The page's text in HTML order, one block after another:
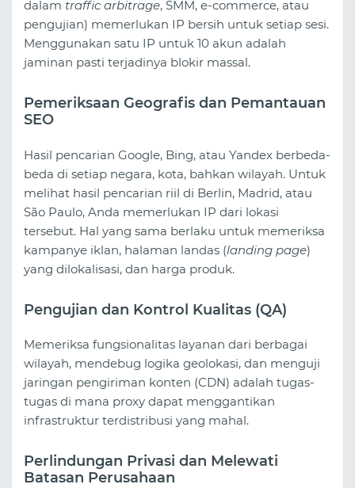
dalam traffic arbitrage, SMM, e-commerce, atau
pengujian) memerlukan IP bersih untuk setiap sesi.
Menggunakan satu IP untuk 10 akun adalah
jaminan pasti terjadinya blokir massal.
Pemeriksaan Geografis dan Pemantauan
SEO
Hasil pencarian Google, Bing, atau Yandex berbeda-
beda di setiap negara, kota, bahkan wilayah. Untuk
melihat hasil pencarian riil di Berlin, Madrid, atau
São Paulo, Anda memerlukan IP dari lokasi
tersebut. Hal yang sama berlaku untuk memeriksa
kampanye iklan, halaman landas (landing page)
yang dilokalisasi, dan harga produk.
Pengujian dan Kontrol Kualitas (QA)
Memeriksa fungsionalitas layanan dari berbagai
wilayah, mendebug logika geolokasi, dan menguji
jaringan pengiriman konten (CDN) adalah tugas-
tugas di mana proxy dapat menggantikan
infrastruktur terdistribusi yang mahal.
Perlindungan Privasi dan Melewati
Batasan Perusahaan